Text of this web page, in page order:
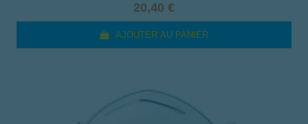
20,40 €
AJOUTER AU PANIER